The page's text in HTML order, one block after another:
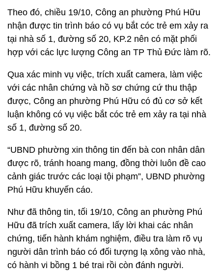
Theo đó, chiều 19/10, Công an phường Phú Hữu
nhận được tin trình báo có vụ bắt cóc trẻ em xảy ra
tại nhà số 1, đường số 20, KP.2 nên có mặt phối
hợp với các lực lượng Công an TP Thủ Đức làm rõ.
Qua xác minh vụ việc, trích xuất camera, làm việc
với các nhân chứng và hồ sơ chứng cứ thu thập
được, Công an phường Phú Hữu có đủ cơ sở kết
luận không có vụ việc bắt cóc trẻ em xảy ra tại nhà
số 1, đường số 20.
“UBND phường xin thông tin đến bà con nhân dân
được rõ, tránh hoang mang, đồng thời luôn đề cao
cảnh giác trước các loại tội phạm”, UBND phường
Phú Hữu khuyến cáo.
Như đã thông tin, tối 19/10, Công an phường Phú
Hữu đã trích xuất camera, lấy lời khai các nhân
chứng, tiến hành khám nghiệm, điều tra làm rõ vụ
người dân trình báo có đối tượng lạ xông vào nhà,
có hành vi bồng 1 bé trai rồi còn đánh người.